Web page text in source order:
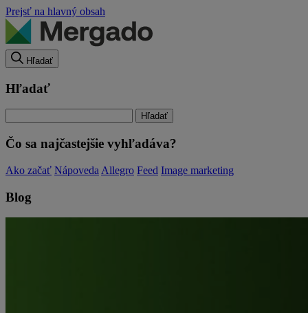
Prejsť na hlavný obsah
Hľadať
Hľadať
Čo sa najčastejšie vyhľadáva?
Ako začať Nápoveda Allegro Feed Image marketing
Blog